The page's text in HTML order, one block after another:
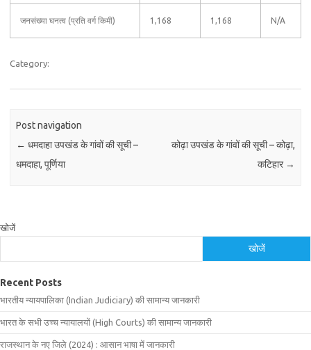
जनसंख्या घनत्व (प्रति वर्ग किमी) 1,168 1,168 N/A
Category:
Post navigation
← धमदाहा उपखंड के गांवों की सूची –
धमदाहा, पूर्णिया
कोढ़ा उपखंड के गांवों की सूची – कोढ़ा,
कटिहार →
खोजें
खोजें
Recent Posts
भारतीय न्यायपालिका (Indian Judiciary) की सामान्य जानकारी
भारत के सभी उच्च न्यायालयों (High Courts) की सामान्य जानकारी
राजस्थान के नए जिले (2024) : आसान भाषा में जानकारी